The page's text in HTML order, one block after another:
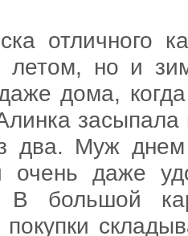
отличного
летом, но и
дома,
два. Муж
даже
В большой
покупки